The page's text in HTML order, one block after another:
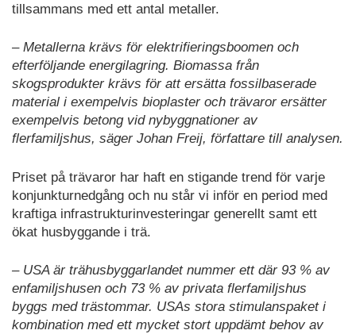
tillsammans med ett antal metaller.
– Metallerna krävs för elektrifieringsboomen och
efterföljande energilagring. Biomassa från
skogsprodukter krävs för att ersätta fossilbaserade
material i exempelvis bioplaster och trävaror ersätter
exempelvis betong vid nybyggnationer av
flerfamiljshus, säger Johan Freij, författare till analysen.
Priset på trävaror har haft en stigande trend för varje
konjunkturnedgång och nu står vi inför en period med
kraftiga infrastrukturinvesteringar generellt samt ett
ökat husbyggande i trä.
– USA är trähusbyggarlandet nummer ett där 93 % av
enfamiljshusen och 73 % av privata flerfamiljshus
byggs med trästommar. USAs stora stimulanspaket i
kombination med ett mycket stort uppdämt behov av